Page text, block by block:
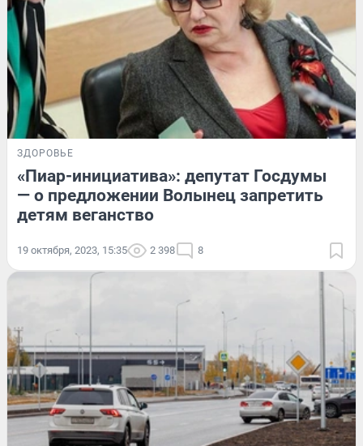
ЗДОРОВЬЕ
«Пиар-инициатива»: депутат Госдумы
— о предложении Волынец запретить
детям веганство
19 октября, 2023, 15:35 2 398 8